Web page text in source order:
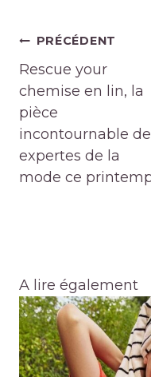
Navigation
de
l’article
PRÉCÉDENT
Rescue your
chemise en lin, la
pièce
incontournable
expertes de la
mode ce
A lire également